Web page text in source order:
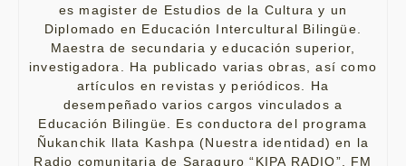
es magister de Estudios de la Cultura y un
Diplomado en Educación Intercultural Bilingüe.
Maestra de secundaria y educación superior,
investigadora. Ha publicado varias obras, así como
artículos en revistas y periódicos. Ha
desempeñado varios cargos vinculados a
Educación Bilingüe. Es conductora del programa
Ñukanchik llata Kashpa (Nuestra identidad) en la
Radio comunitaria de Saraguro “KIPA RADIO”, FM